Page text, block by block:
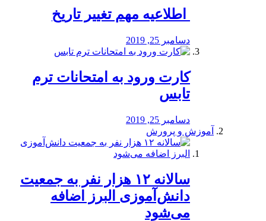
️ اطلاعیه مهم تغییر تاریخ
دسامبر 25, 2019
کارت ورود به امتحانات ترم
تابس
دسامبر 25, 2019
آموزش و پرورش
️سالانه ۱۲ هزار نفر به جمعیت
دانش‌آموزی البرز اضافه
می‌شود